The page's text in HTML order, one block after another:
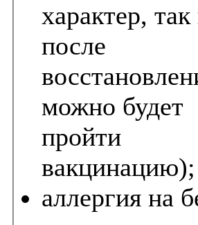
характер, так
после
можно будет
пройти
вакцинацию);
аллергия на